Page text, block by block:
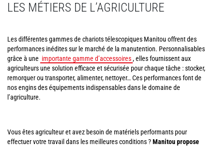
LES MÉTIERS DE L’AGRICULTURE
Les différentes gammes de chariots télescopiques Manitou offrent des
performances inédites sur le marché de la manutention. Personnalisables
grâce à une importante gamme d’accessoires, elles fournissent aux
agriculteurs une solution efficace et sécurisée pour chaque tâche : stocker,
remorquer ou transporter, alimenter, nettoyer… Ces performances font de
nos engins des équipements indispensables dans le domaine de
l’agriculture.
Vous êtes agriculteur et avez besoin de matériels performants pour
effectuer votre travail dans les meilleures conditions ?Manitou propose